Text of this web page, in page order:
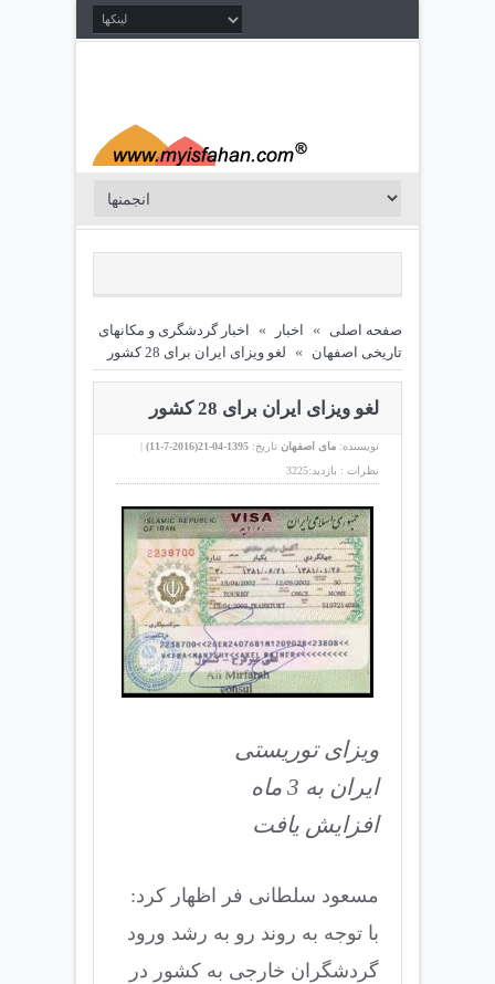
صفحه اصلی » اخبار »
اخبار گردشگری و مکانهای
تاریخی اصفهان » لغو ویزای ایران برای 28 کشور
لغو ویزای ایران برای 28 کشور
نویسنده: مای اصفهان تاریخ: 1395-04-21(
2016-7-11
)
|
نظرات : بازدید:3225
ویزای توریستی
ایران به 3 ماه
افزایش یافت
مسعود سلطانی فر اظهار کرد:
با توجه به روند رو به رشد ورود
گردشگران خارجی به کشور در